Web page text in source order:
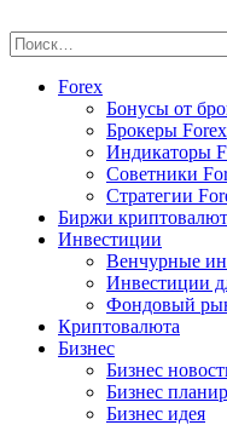
to
content
Найти:
Forex
Бонусы от
Брокеры Forex
Индикаторы
Советники
Стратегии
Биржи криптовалют
Инвестиции
Венчурные
Инвестиции
Фондовый
Криптовалюта
Бизнес
Бизнес
Бизнес
Бизнес идея